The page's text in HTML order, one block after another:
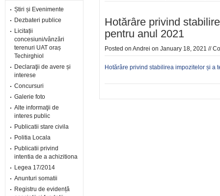
Știri și Evenimente
Dezbateri publice
Licitații
concesiuni/vânzări
terenuri UAT oraș
Techirghiol
Declaraţii de avere și
interese
Concursuri
Galerie foto
Alte informaţii de
interes public
Publicatii stare civila
Politia Locala
Publicatii privind
intentia de a achizitiona
Legea 17/2014
Anunturi somatii
Registru de evidență
Hotărâre privind
pentru anul 2021
Posted on Andrei on January 18, 2021 //
Hotărâre privind stabilirea impozitelor și a